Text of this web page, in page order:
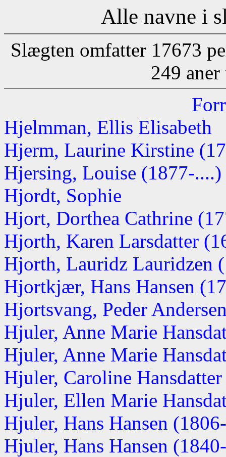
Alle navne i
Slægten omfatter 17673
249
Hjelmman, Ellis Elisabeth
Hjerm, Laurine Kirstine
Hjersing, Louise (1877-....)
Hjordt, Sophie
Hjort, Dorthea Cathrine
Hjorth, Karen Larsdatter
Hjorth, Lauridz Lauridzen
Hjortkjær, Hans Hansen
Hjortsvang, Peder
Hjuler, Anne Marie
Hjuler, Anne Marie
Hjuler, Caroline
Hjuler, Ellen Marie
Hjuler, Hans Hansen
Hjuler, Hans Hansen